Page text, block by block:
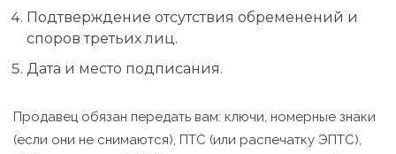
Подтверждение отсутствия обременений и
споров третьих лиц.
Дата и место подписания.
Продавец обязан передать вам: ключи, номерные знаки
(если они не снимаются), ПТС (или распечатку ЭПТС),